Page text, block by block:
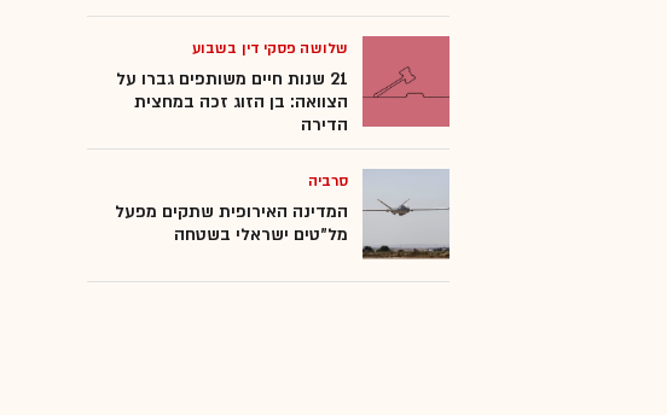
שלושה פסקי דין בשבוע
21 שנות חיים משותפים גברו על
הצוואה: בן הזוג זכה במחצית
הדירה
סרביה
המדינה האירופית שתקים מפעל
מל"טים ישראלי בשטחה